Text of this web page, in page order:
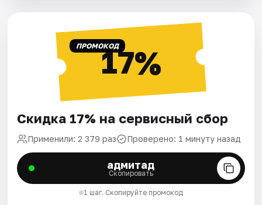
ПРОМОКОД17%
Скидка 17% на сервисный сбор
Применили: 2 379 раз Проверено: 1 минуту назад
адмитад
Скопировать
1 шаг. Скопируйте промокод